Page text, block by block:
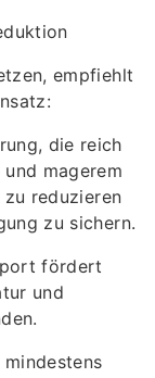
empfiehlt
die reich
magerem
reduzieren
zu sichern.
fördert
und